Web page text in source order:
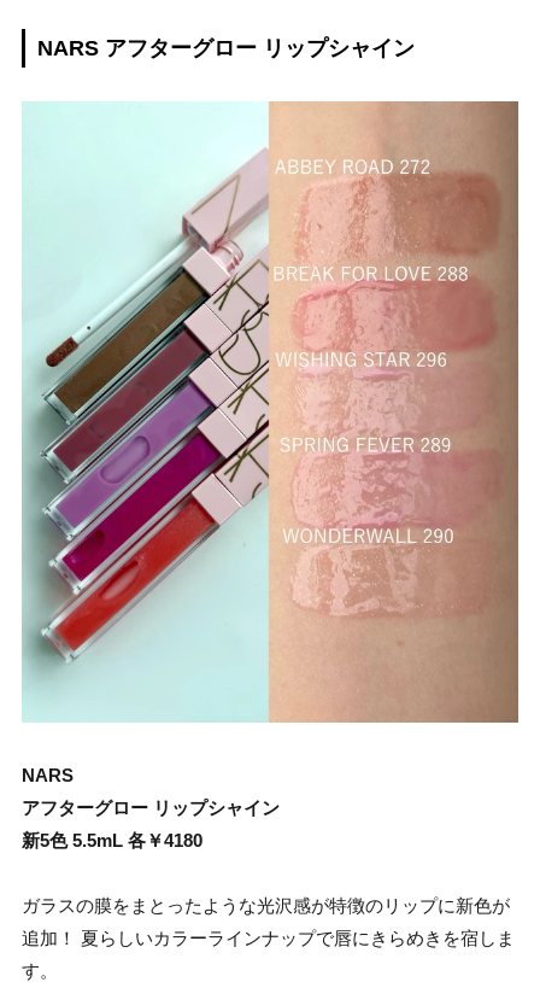
NARS アフターグロー リップシャイン
NARS
アフターグロー リップシャイン
新5色 5.5mL 各￥4180
ガラスの膜をまとったような光沢感が特徴のリップに新色が
追加！ 夏らしいカラーラインナップで唇にきらめきを宿しま
す。